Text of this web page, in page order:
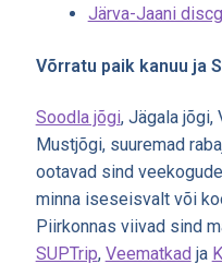
Järva-Jaani
Võrratu paik kanuu ja
Soodla jõgi, Jägala jõgi,
Mustjõgi, suuremad
ootavad sind
minna iseseisvalt või
Piirkonnas viivad sind
SUPTrip, Veematkad ja